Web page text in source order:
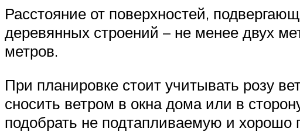
Расстояние от поверхностей,
деревянных строений – не менее двух
метров.
При планировке стоит учитывать розу
сносить ветром в окна дома или в
подобрать не подтапливаемую и хорошо